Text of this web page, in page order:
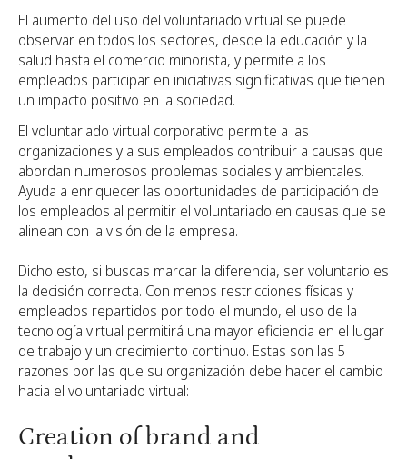
El aumento del uso del voluntariado virtual se puede
observar en todos los sectores, desde la educación y la
salud hasta el comercio minorista, y permite a los
empleados participar en iniciativas significativas que tienen
un impacto positivo en la sociedad.
El voluntariado virtual corporativo permite a las
organizaciones y a sus empleados contribuir a causas que
abordan numerosos problemas sociales y ambientales.
Ayuda a enriquecer las oportunidades de participación de
los empleados al permitir el voluntariado en causas que se
alinean con la visión de la empresa.
Dicho esto, si buscas marcar la diferencia, ser voluntario es
la decisión correcta. Con menos restricciones físicas y
empleados repartidos por todo el mundo, el uso de la
tecnología virtual permitirá una mayor eficiencia en el lugar
de trabajo y un crecimiento continuo. Estas son las 5
razones por las que su organización debe hacer el cambio
hacia el voluntariado virtual:
Creation of brand and